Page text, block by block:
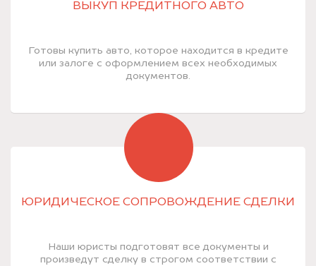
ВЫКУП КРЕДИТНОГО АВТО
Готовы купить авто, которое находится в кредите
или залоге с оформлением всех необходимых
документов.
ЮРИДИЧЕСКОЕ СОПРОВОЖДЕНИЕ СДЕЛКИ
Наши юристы подготовят все документы и
произведут сделку в строгом соответствии с